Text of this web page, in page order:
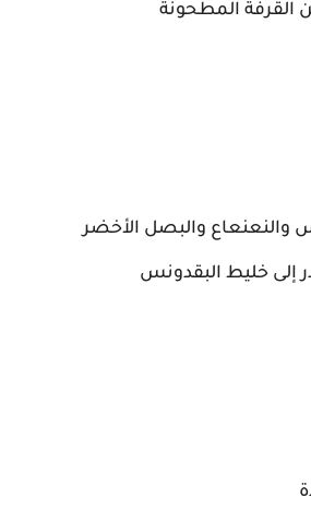
المطحونة
والنعنعاع والبصل الأخضر
إلى خليط البقدونس